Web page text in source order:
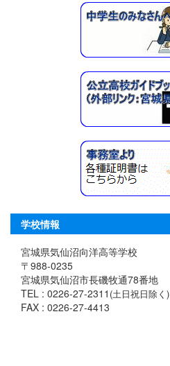
学校情報
宮城県気仙沼向洋高等学校
〒988-0235
宮城県気仙沼市長磯牧通78番地
TEL : 0226-27-2311 (土日祝日除く)
FAX : 0226-27-4413